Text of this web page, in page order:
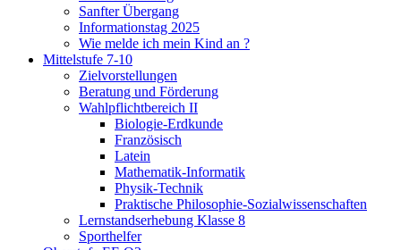
Sanfter Übergang
Informationstag 2025
Wie melde ich mein Kind an ?
Mittelstufe 7-10
Zielvorstellungen
Beratung und Förderung
Wahlpflichtbereich II
Biologie-Erdkunde
Französisch
Latein
Mathematik-Informatik
Physik-Technik
Praktische Philosophie-Sozialwissenschaften
Lernstandserhebung Klasse 8
Sporthelfer